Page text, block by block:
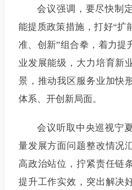
会议强调，要尽快制
能提质政策措施，打好“扩
准、创新”组合拳，着力提
业发展能级，大力培育新
景，推动我区服务业加快
体系、开创新局面。
会议听取中央巡视宁
量发展方面问题整改情况
高政治站位，拧紧责任链
提升工作实效，突出解决